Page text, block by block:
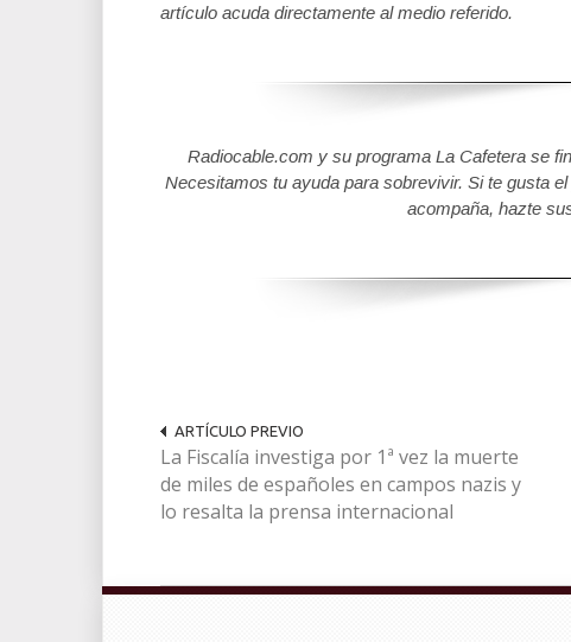
artículo acuda directamente al medio referido.
Radiocable.com y su programa La Cafetera se
Necesitamos tu ayuda para sobrevivir. Si te gusta
acompaña, hazte
ARTÍCULO PREVIO
La Fiscalía investiga por 1ª vez la muerte
de miles de españoles en campos nazis y
lo resalta la prensa internacional